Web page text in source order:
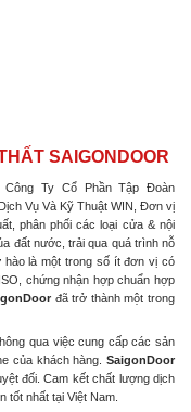
SAIGONDOOR
Ty Cổ Phần Tập Đoàn
Vụ Và Kỹ Thuật WIN, Đơn vị
phân phối các loại cửa & nội
đất nước, trải qua quá trình nỗ
là một trong số ít đơn vị có
chứng nhận hợp chuẩn hợp
đã trở thành một trong
qua việc cung cấp các sản
của khách hàng. SaigonDoor
đối. Cam kết chất lượng dịch
tốt nhất tại Việt Nam.